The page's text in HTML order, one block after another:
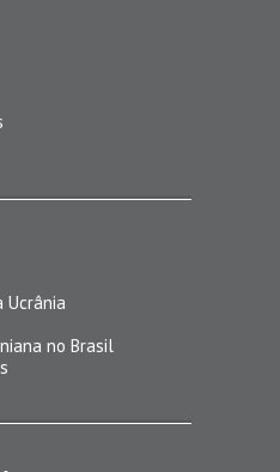
Ucrânia
no Brasil